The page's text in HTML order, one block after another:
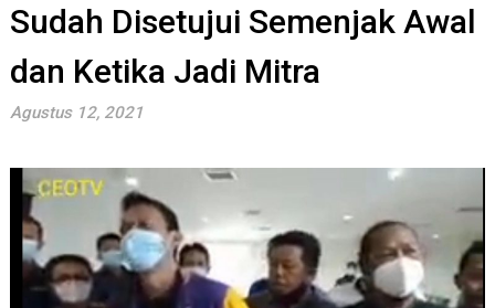
Sudah Disetujui Semenjak Awal
dan Ketika Jadi Mitra
Agustus 12, 2021